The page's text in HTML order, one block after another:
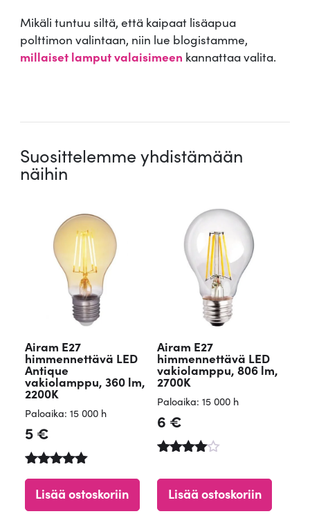
Mikäli tuntuu siltä, että kaipaat lisäapua
polttimon valintaan, niin lue blogistamme,
millaiset lamput valaisimeen kannattaa valita.
Suosittelemme yhdistämään
näihin
Airam E27
himmennettävä LED
Antique
vakiolamppu, 360 lm,
2200K
Paloaika: 15 000 h
5€
tuotteesta:
5.00
/ 5
Lisää ostoskoriin
Airam E27
himmennettävä LED
vakiolamppu, 806 lm,
2700K
Paloaika: 15 000 h
6 €
tuotteest
4.50
Lisää ostoskoriin